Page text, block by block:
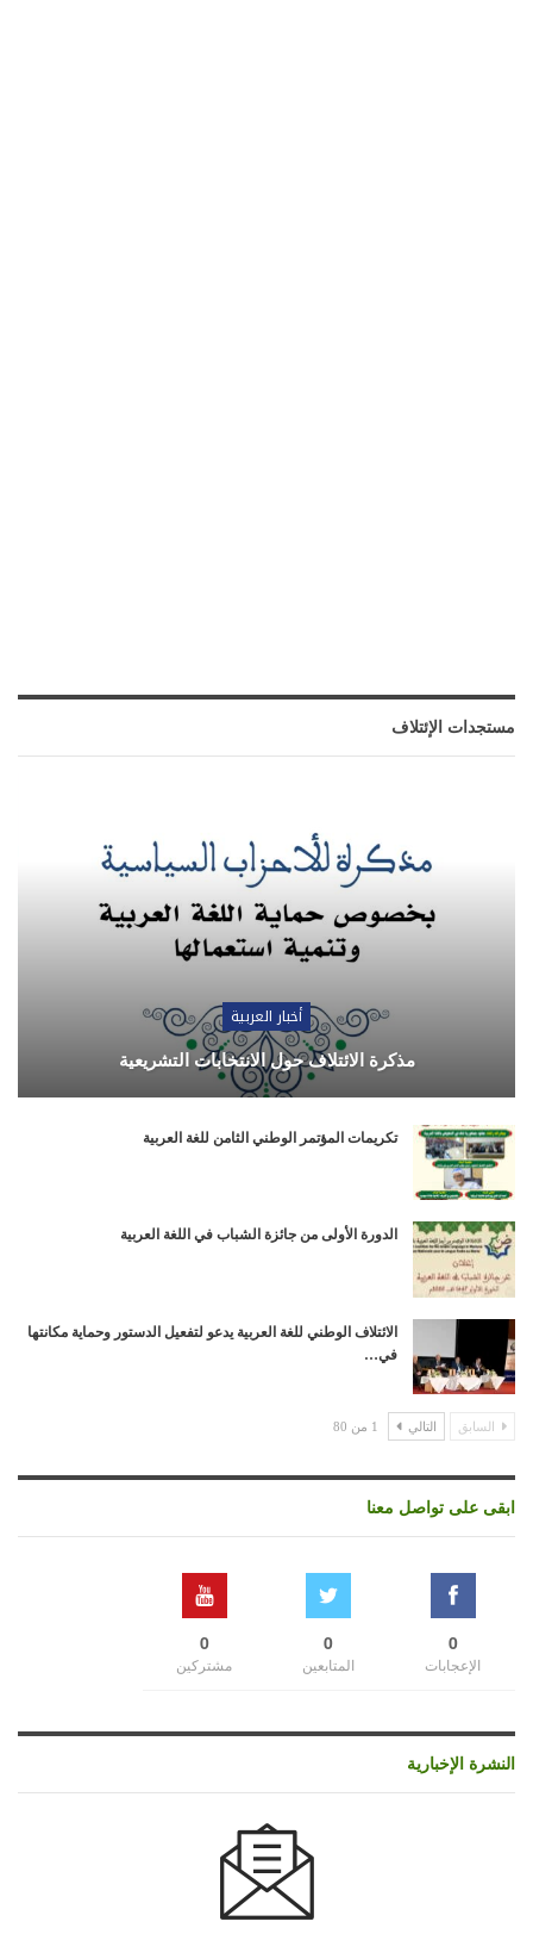
مستجدات الإئتلاف
أخبار العربية
مذكرة الائتلاف حول الانتخابات التشريعية
تكريمات المؤتمر الوطني الثامن للغة العربية
الدورة الأولى من جائزة الشباب في اللغة العربية
الائتلاف الوطني للغة العربية يدعو لتفعيل الدستور وحماية مكانتها
في…
السابق التالي 1 من 80
ابقى على تواصل معنا
0
الإعجابات
0
المتابعين
0
مشتركين
النشرة الإخبارية